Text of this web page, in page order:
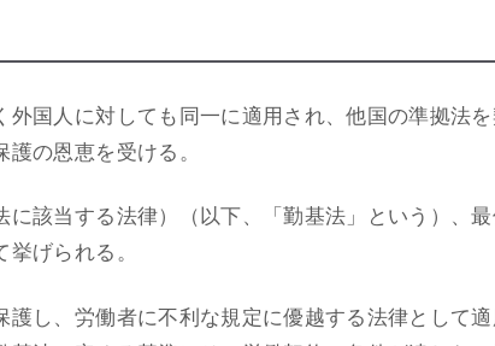
国人に対しても同一に適用され、他国の準拠法
の恩恵を受ける。
該当する法律）（以下、「勤基法」という）、
げられる。
し、労働者に不利な規定に優越する法律として適